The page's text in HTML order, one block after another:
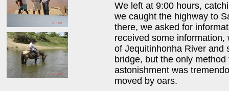
We left at 9:00 hours,
we caught the highway to
there, we asked for
received some
of Jequitinhonha River and
bridge, but the only
astonishment was
moved by oars.